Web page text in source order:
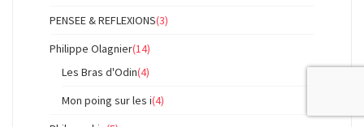
PENSEE & REFLEXIONS(3)
Philippe Olagnier(14)
Les Bras d'Odin(4)
Mon poing sur les i(4)